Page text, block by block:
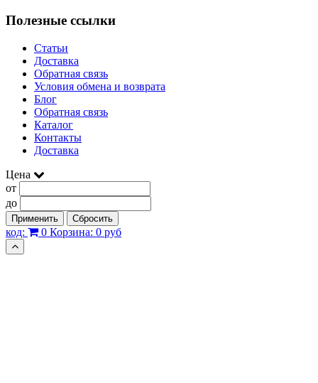
Полезные ссылки
Статьи
Доставка
Обратная связь
Условия обмена и возврата
Блог
Обратная связь
Каталог
Контакты
Доставка
Цена
от
до
Применить Сбросить
код: 0 Корзина: 0 руб